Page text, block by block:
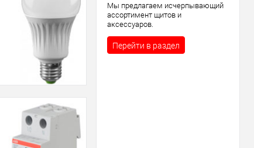
Мы предлагаем исчерпывающий
ассортимент щитов и
аксессуаров.
Перейти в раздел